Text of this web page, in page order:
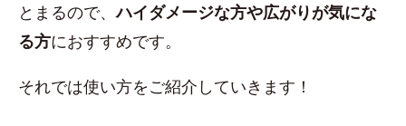
とまるので、ハイダメージな方や広がりが気にな
る方におすすめです。
それでは使い方をご紹介していきます！